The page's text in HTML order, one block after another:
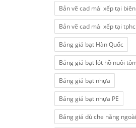
Bản vẽ cad mái xếp tại
Bản vẽ cad mái xếp tại
Bảng giá bạt Hàn Quốc
Bảng giá bạt lót hồ nuôi
Bảng giá bạt nhựa
Bảng giá bạt nhựa PE
Bảng giá dù che nắng